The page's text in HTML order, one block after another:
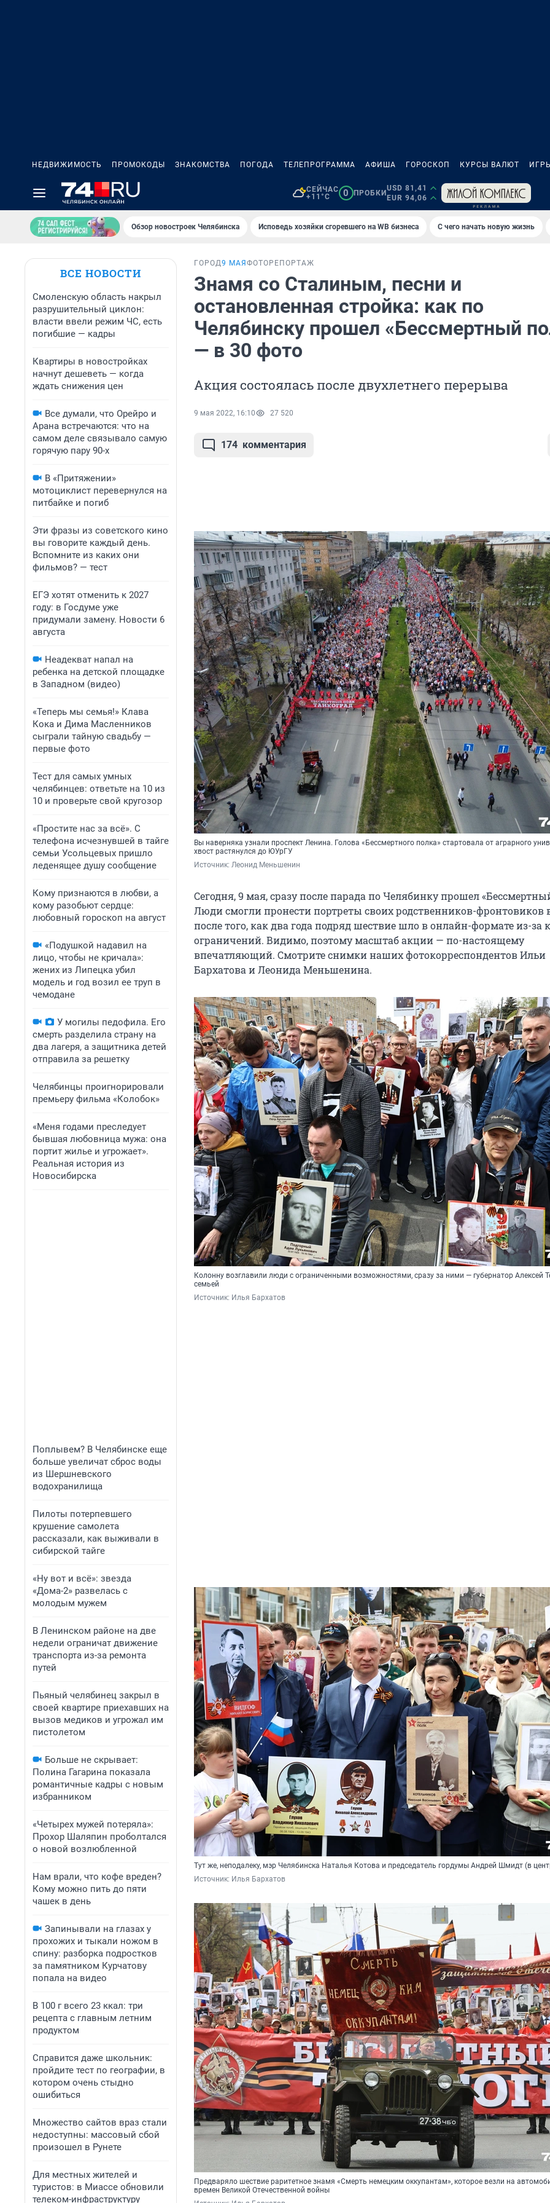
НЕДВИЖИМОСТЬ ПРОМОКОДЫ ЗНАКОМСТВА ПОГОДА ТЕЛЕПРОГРАММА АФИША ГОРОСКОП КУРСЫ ВАЛЮТ
СЕЙЧАС
+11°C
0 ПРОБКИ
USD 81,41
EUR 94,06
Обзор новостроек Челябинска Исповедь хозяйки сгоревшего на WB бизнеса С чего начать новую жизнь
ВСЕ НОВОСТИ
Смоленскую область накрыл
разрушительный циклон:
власти ввели режим ЧС, есть
погибшие — кадры
Квартиры в новостройках
начнут дешеветь — когда
ждать снижения цен
Все думали, что Орейро и
Арана встречаются: что на
самом деле связывало самую
горячую пару 90-х
В «Притяжении»
мотоциклист перевернулся на
питбайке и погиб
Эти фразы из советского кино
вы говорите каждый день.
Вспомните из каких они
фильмов? — тест
ЕГЭ хотят отменить к 2027
году: в Госдуме уже
придумали замену. Новости 6
августа
Неадекват напал на
ребенка на детской площадке
в Западном (видео)
«Теперь мы семья!» Клава
Кока и Дима Масленников
сыграли тайную свадьбу —
первые фото
Тест для самых умных
челябинцев: ответьте на 10 из
10 и проверьте свой кругозор
«Простите нас за всё». С
телефона исчезнувшей в тайге
семьи Усольцевых пришло
леденящее душу сообщение
Кому признаются в любви, а
кому разобьют сердце:
любовный гороскоп на август
«Подушкой надавил на
лицо, чтобы не кричала»:
жених из Липецка убил
модель и год возил ее труп в
чемодане
У могилы педофила. Его
смерть разделила страну на
два лагеря, а защитника детей
отправила за решетку
Челябинцы проигнорировали
премьеру фильма «Колобок»
«Меня годами преследует
бывшая любовница мужа: она
портит жилье и угрожает».
Реальная история из
Новосибирска
Поплывем? В Челябинске еще
больше увеличат сброс воды
из Шершневского
водохранилища
Пилоты потерпевшего
крушение самолета
рассказали, как выживали в
сибирской тайге
«Ну вот и всё»: звезда
«Дома-2» развелась с
молодым мужем
В Ленинском районе на две
недели ограничат движение
транспорта из-за ремонта
путей
Пьяный челябинец закрыл в
своей квартире приехавших на
вызов медиков и угрожал им
пистолетом
Больше не скрывает:
Полина Гагарина показала
романтичные кадры с новым
избранником
«Четырех мужей потеряла»:
Прохор Шаляпин проболтался
о новой возлюбленной
Нам врали, что кофе вреден?
Кому можно пить до пяти
чашек в день
Запинывали на глазах у
прохожих и тыкали ножом в
спину: разборка подростков
за памятником Курчатову
попала на видео
В 100 г всего 23 ккал: три
рецепта с главным летним
продуктом
Справится даже школьник:
пройдите тест по географии, в
котором очень стыдно
ошибиться
Множество сайтов враз стали
недоступны: массовый сбой
произошел в Рунете
Для местных жителей и
туристов: в Миассе обновили
телеком-инфраструктуру
ГОРОД9 МАЯ ФОТОРЕПОРТАЖ
Знамя со Сталиным, песни и
остановленная стройка: как по
Челябинску прошел «Бессмертный
— в 30 фото
Акция состоялась после двухлетнего перерыва
9 мая 2022, 16:10 27 520
174 комментария
Вы наверняка узнали проспект Ленина. Голова «Бессмертного полка» стартовала от аграрного
хвост растянулся до ЮУрГУ
Источник: Леонид Меньшенин
Сегодня, 9 мая, сразу после парада по Челябинку прошел
Люди смогли пронести портреты своих родственников-фронтовиков
после того, как два года подряд шествие шло в онлайн-формате из-за
ограничений. Видимо, поэтому масштаб акции — по-настоящему
впечатляющий. Смотрите снимки наших фотокорреспондентов Ильи
Бархатова и Леонида Меньшенина.
Колонну возглавили люди с ограниченными возможностями, сразу за ними — губернатор Алексей
семьей
Источник: Илья Бархатов
Тут же, неподалеку, мэр Челябинска Наталья Котова и председатель гордумы Андрей Шмидт (в
Источник: Илья Бархатов
Предваряло шествие раритетное знамя «Смерть немецким оккупантам», которое везли на
времен Великой Отечественной войны